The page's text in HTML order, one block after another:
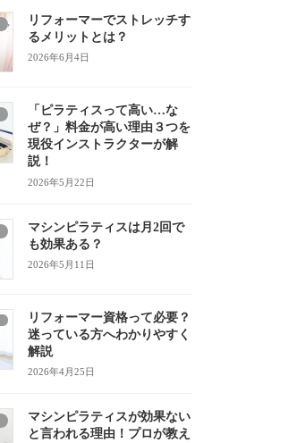
リフォーマーでストレッチす
るメリットとは？
2026年6月4日
「ピラティスって高い…な
ぜ？」料金が高い理由３つを
現役インストラクターが解
説！
2026年5月22日
マシンピラティスは月2回で
も効果ある？
2026年5月11日
リフォーマー資格って必要？
迷っている方へわかりやすく
解説
2026年4月25日
マシンピラティスが効果ない
と言われる理由！プロが教え